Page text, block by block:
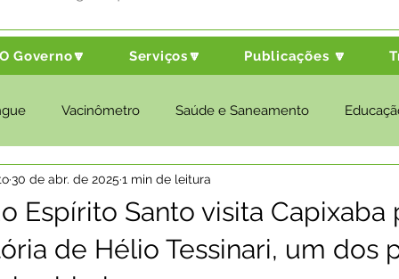
O Governo🔽 Serviços🔽 Publicações 🔽
Vacinômetro Saúde e Saneamento
e Meio Ambiente Desenvolvimento Social
e Governo Políticas Públicas Nota de Pesar
Espírito Santo visita Capixaba
de Hélio Tessinari, um dos
30 de abr. de 2025 1 min de leitura